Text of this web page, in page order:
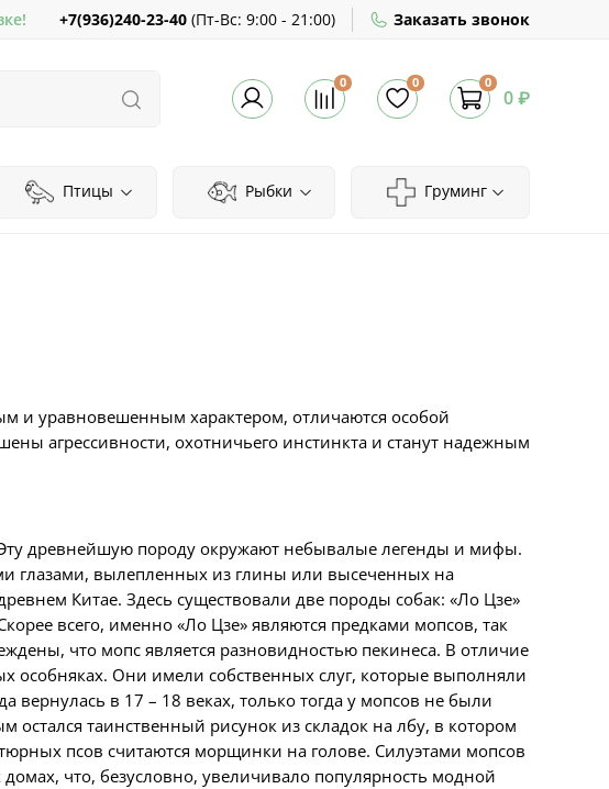
+7(936)240-23-40 (Пт-Вс: 9:00 - 21:00) Заказать звонок
0 0 0
0 ₽
Птицы Рыбки Груминг
и уравновешенным характером, отличаются особой
агрессивности, охотничьего инстинкта и станут надежным
древнейшую породу окружают небывалые легенды и мифы.
глазами, вылепленных из глины или высеченных на
Китае. Здесь существовали две породы собак: «Ло Цзе»
всего, именно «Ло Цзе» являются предками мопсов, так
что мопс является разновидностью пекинеса. В отличие
Они имели собственных слуг, которые выполняли
в 17 – 18 веках, только тогда у мопсов не были
таинственный рисунок из складок на лбу, в котором
псов считаются морщинки на голове. Силуэтами мопсов
что, безусловно, увеличивало популярность модной